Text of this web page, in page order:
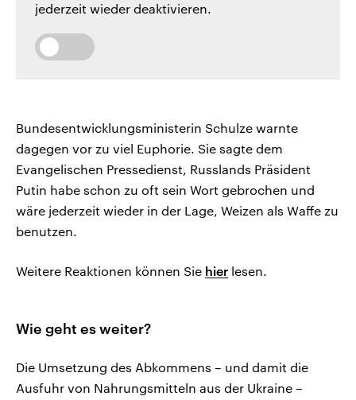
jederzeit wieder deaktivieren.
Bundesentwicklungsministerin Schulze warnte
dagegen vor zu viel Euphorie. Sie sagte dem
Evangelischen Pressedienst, Russlands Präsident
Putin habe schon zu oft sein Wort gebrochen und
wäre jederzeit wieder in der Lage, Weizen als Waffe zu
benutzen.
Weitere Reaktionen können Sie hier lesen.
Wie geht es weiter?
Die Umsetzung des Abkommens – und damit die
Ausfuhr von Nahrungsmitteln aus der Ukraine –